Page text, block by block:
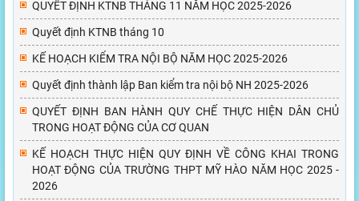
QUYẾT ĐỊNH KTNB THÁNG 11 NĂM HỌC 2025-2026
Quyết định KTNB tháng 10
KẾ HOẠCH KIỂM TRA NỘI BỘ NĂM HỌC 2025-2026
Quyết định thành lập Ban kiểm tra nội bộ NH 2025-2026
QUYẾT ĐỊNH BAN HÀNH QUY CHẾ THỰC HIỆN DÂN CHỦ
TRONG HOẠT ĐỘNG CỦA CƠ QUAN
KẾ HOẠCH THỰC HIỆN QUY ĐỊNH VỀ CÔNG KHAI TRONG
HOẠT ĐỘNG CỦA TRƯỜNG THPT MỸ HÀO NĂM HỌC 2025 -
2026